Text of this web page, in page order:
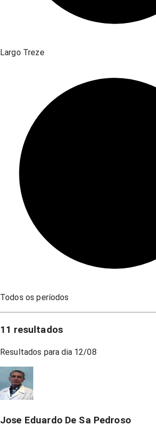
Largo Treze
Todos os períodos
11 resultados
Resultados para dia 12/08
Jose Eduardo De Sa Pedroso